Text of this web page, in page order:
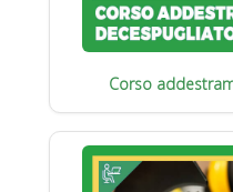
Corso